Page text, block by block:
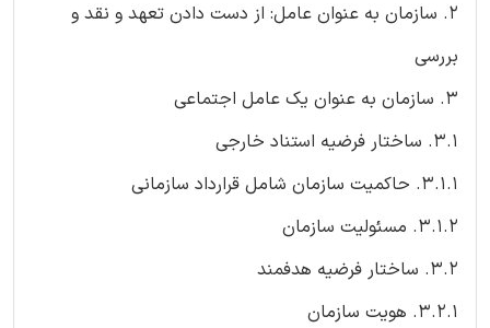
۲. سازمان به عنوان عامل: از دست دادن تعهد و نقد و
بررسی
۳. سازمان به عنوان یک عامل اجتماعی
3.1. ساختار فرضیه استناد خارجی
3.1.1. حاکمیت سازمان شامل قرارداد سازمانی
3.1.2. مسئولیت سازمان
۳.۲. ساختار فرضیه هدفمند
3.2.1. هویت سازمان